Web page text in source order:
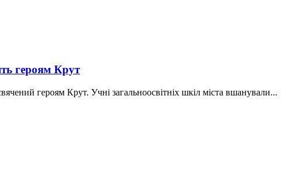
героям Крут
героям Крут. Учні загальноосвітніх шкіл міста вшанували...